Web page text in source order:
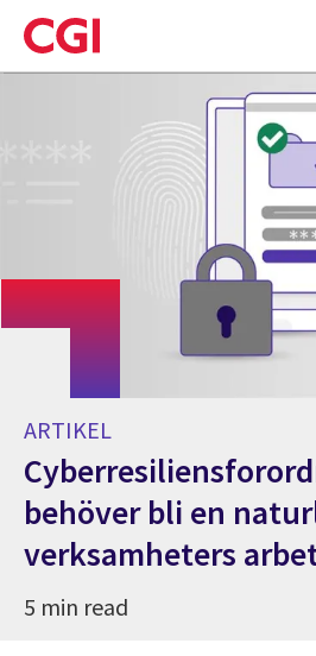
Skip
to
main
ARTIKEL
behöver bli en
verksamheters
5 min read